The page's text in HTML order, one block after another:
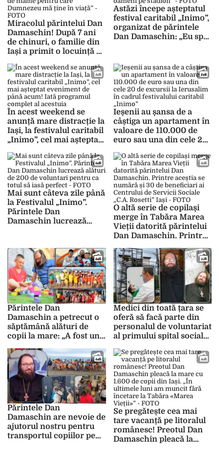
Miracolul părintelui Dan
Damaschin! După 7 ani
de chinuri, o familie din
Iași a primit o locuință de
una din cele 3.000 de
mame pentru care
Dumnezeu mă ține în
viață” – FOTO
Astăzi începe așteptatul
festival caritabil „Inimo”,
organizat de părintele
Dan Damaschin: „Eu sper
stadion” – FOTO
În acest weekend se
anunță mare distracție la
Iași, la festivalul caritabil
„Inimo”, cel mai așteptat
acum! Iată programul
complet al acestuia
Ieșenii au șansa de a
câștiga un apartament în
valoare de 110.000 de
euro sau una din cele 20
în cadrul festivalului
caritabil „Inimo”
Mai sunt câteva zile până
la Festivalul „Inimo”.
Părintele Dan
Damaschin lucrează
să iasă perfect – FOTO
O altă serie de copilași
merge în Tabăra Marea
Vieții datorită părintelui
Dan Damaschin. Printre
de beneficiari ai
Centrului de Servicii
Sociale „C.A. Rosetti” Iași
– FOTO
Părintele Dan
Damaschin a petrecut o
săptămână alături de
copii la mare: „A fost una
serii” – FOTO
Medici din toată țara se
oferă să facă parte din
personalul de voluntariat
al primului spital social
– FOTO
Părintele Dan
Damaschin are nevoie de
ajutorul nostru pentru
transportul copiilor pe
Se pregătește cea mai
tare vacanță pe litoralul
românesc! Preotul Dan
Damaschin pleacă la